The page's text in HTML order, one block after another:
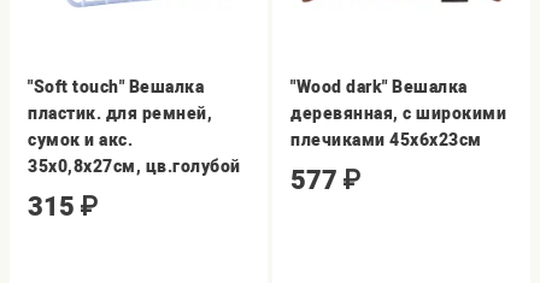
"Soft touch" Вешалка
пластик. для ремней,
сумок и акс.
35x0,8x27см, цв.голубой
315 ₽
"Wood dark" Вешалка
деревянная, с широкими
плечиками 45х6х23см
577 ₽